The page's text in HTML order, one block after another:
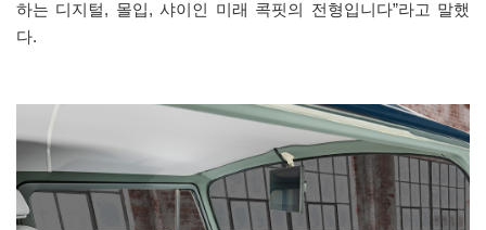
하는 디지털, 몰입, 샤이인 미래 콕핏의 전형입니다”라고 말했
다.